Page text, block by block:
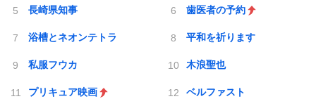
長崎県知事 歯医者の予約
浴槽とネオンテトラ 平和を祈ります
私服フウカ 木浪聖也
プリキュア映画 ベルファスト